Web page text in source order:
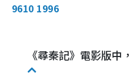
9610 1996
《尋秦記》電影版中